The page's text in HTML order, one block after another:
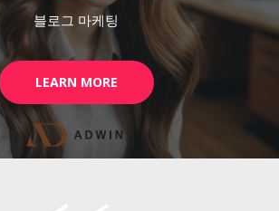
블로그 마케팅
LEARN MORE